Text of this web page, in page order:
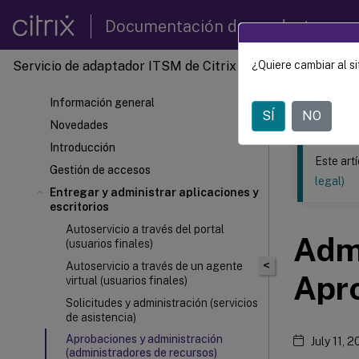
Documentación de productos
Servicio de adaptador ITSM de Citrix
Información general
Novedades
Introducción
Gestión de accesos
Entregar y administrar aplicaciones y
escritorios
Autoservicio a través del portal
(usuarios finales)
Autoservicio a través de un agente
virtual (usuarios finales)
Solicitudes y administración (servicios
de asistencia)
Aprobaciones y administración
(administradores de recursos)
Este
<
Este
legal)
July 11,
¿Quiere cambiar al
SÍ NO